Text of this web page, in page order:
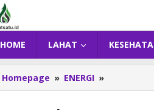
HOME LAHAT
Homepage » ENERGI »
PJ